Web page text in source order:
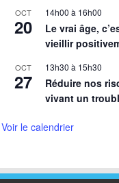
OCT
20
14h00 à 16h00
Le vrai âge,
vieillir
OCT
27
13h30 à 15h30
Réduire nos
vivant un
Voir le calendrier